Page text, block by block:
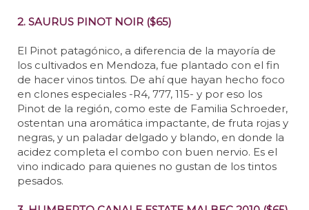
2. SAURUS PINOT NOIR ($65)
El Pinot patagónico, a diferencia de la mayoría de
los cultivados en Mendoza, fue plantado con el fin
de hacer vinos tintos. De ahí que hayan hecho foco
en clones especiales -R4, 777, 115- y por eso los
Pinot de la región, como este de Familia Schroeder,
ostentan una aromática impactante, de fruta rojas y
negras, y un paladar delgado y blando, en donde la
acidez completa el combo con buen nervio. Es el
vino indicado para quienes no gustan de los tintos
pesados.